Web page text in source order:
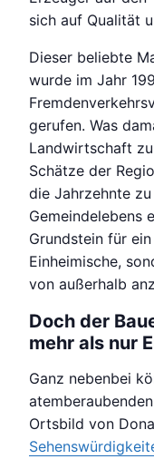
sich auf Qualität
Dieser beliebte
wurde im Jahr
gerufen. Was
Landwirtschaft
Schätze der
die Jahrzehnte
Gemeindelebens
Grundstein für
Einheimische,
von außerhalb
Doch der
mehr als nur
Ganz nebenbei
Ortsbild von